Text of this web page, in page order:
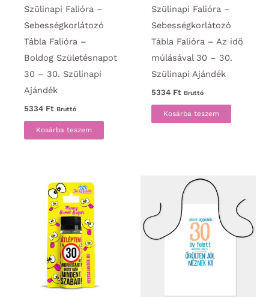
Szülinapi Falióra –
Sebességkorlátozó
Tábla Falióra –
Boldog Születésnapot
30 – 30. Szülinapi
Ajándék
5334 Ft Bruttó
Kosárba teszem
Szülinapi Falióra –
Sebességkorlátozó
Tábla Falióra – Az idő
múlásával 30 – 30.
Szülinapi Ajándék
5334 Ft Bruttó
Kosárba teszem